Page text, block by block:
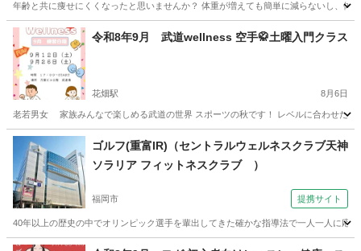
年齢と共に痩せにくくなったと思いませんか？ 体重が増えても簡単に減らないし、
福岡 北九州市 三ヶ森駅 その他
令和8年9月 武道wellness 空手🥋土曜入門クラス
花畑駅 8月6日
老若男女 家族みんなで楽しめる武道の世界 スポーツの秋です！ レベルに合わせたク
福岡 久留米市 花畑駅 スポーツ 仲間
ゴルフ(重富IR)（セントラルウェルネスクラブ天神
ソラリア フィットネスクラブ ）
福岡市 提携サイト
40年以上の歴史の中でオリンピック選手を輩出してきた確かな指導法で一人一人に応
福岡 福岡市 ゴルフ